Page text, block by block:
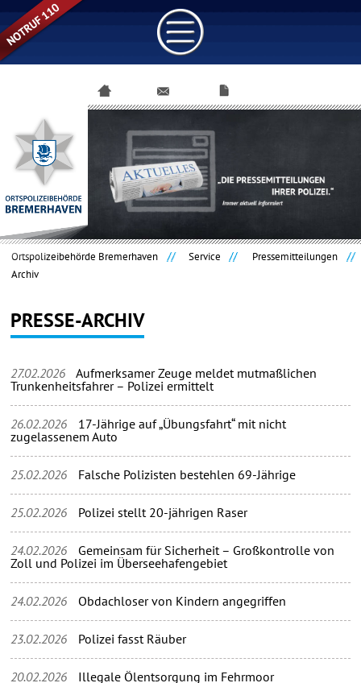
überspringen
Ortspolizeibehörde Bremerhaven Service
Pressemitteilungen
Archiv
PRESSE-ARCHIV
27.02.2026
Aufmerksamer Zeuge meldet mutmaßlichen
Trunkenheitsfahrer – Polizei ermittelt
26.02.2026
17-Jährige auf „Übungsfahrt“ mit nicht
zugelassenem Auto
25.02.2026 Falsche Polizisten bestehlen 69-Jährige
25.02.2026 Polizei stellt 20-jährigen Raser
24.02.2026
Gemeinsam für Sicherheit – Großkontrolle von
Zoll und Polizei im Überseehafengebiet
24.02.2026 Obdachloser von Kindern angegriffen
23.02.2026 Polizei fasst Räuber
20.02.2026 Illegale Ölentsorgung im Fehrmoor